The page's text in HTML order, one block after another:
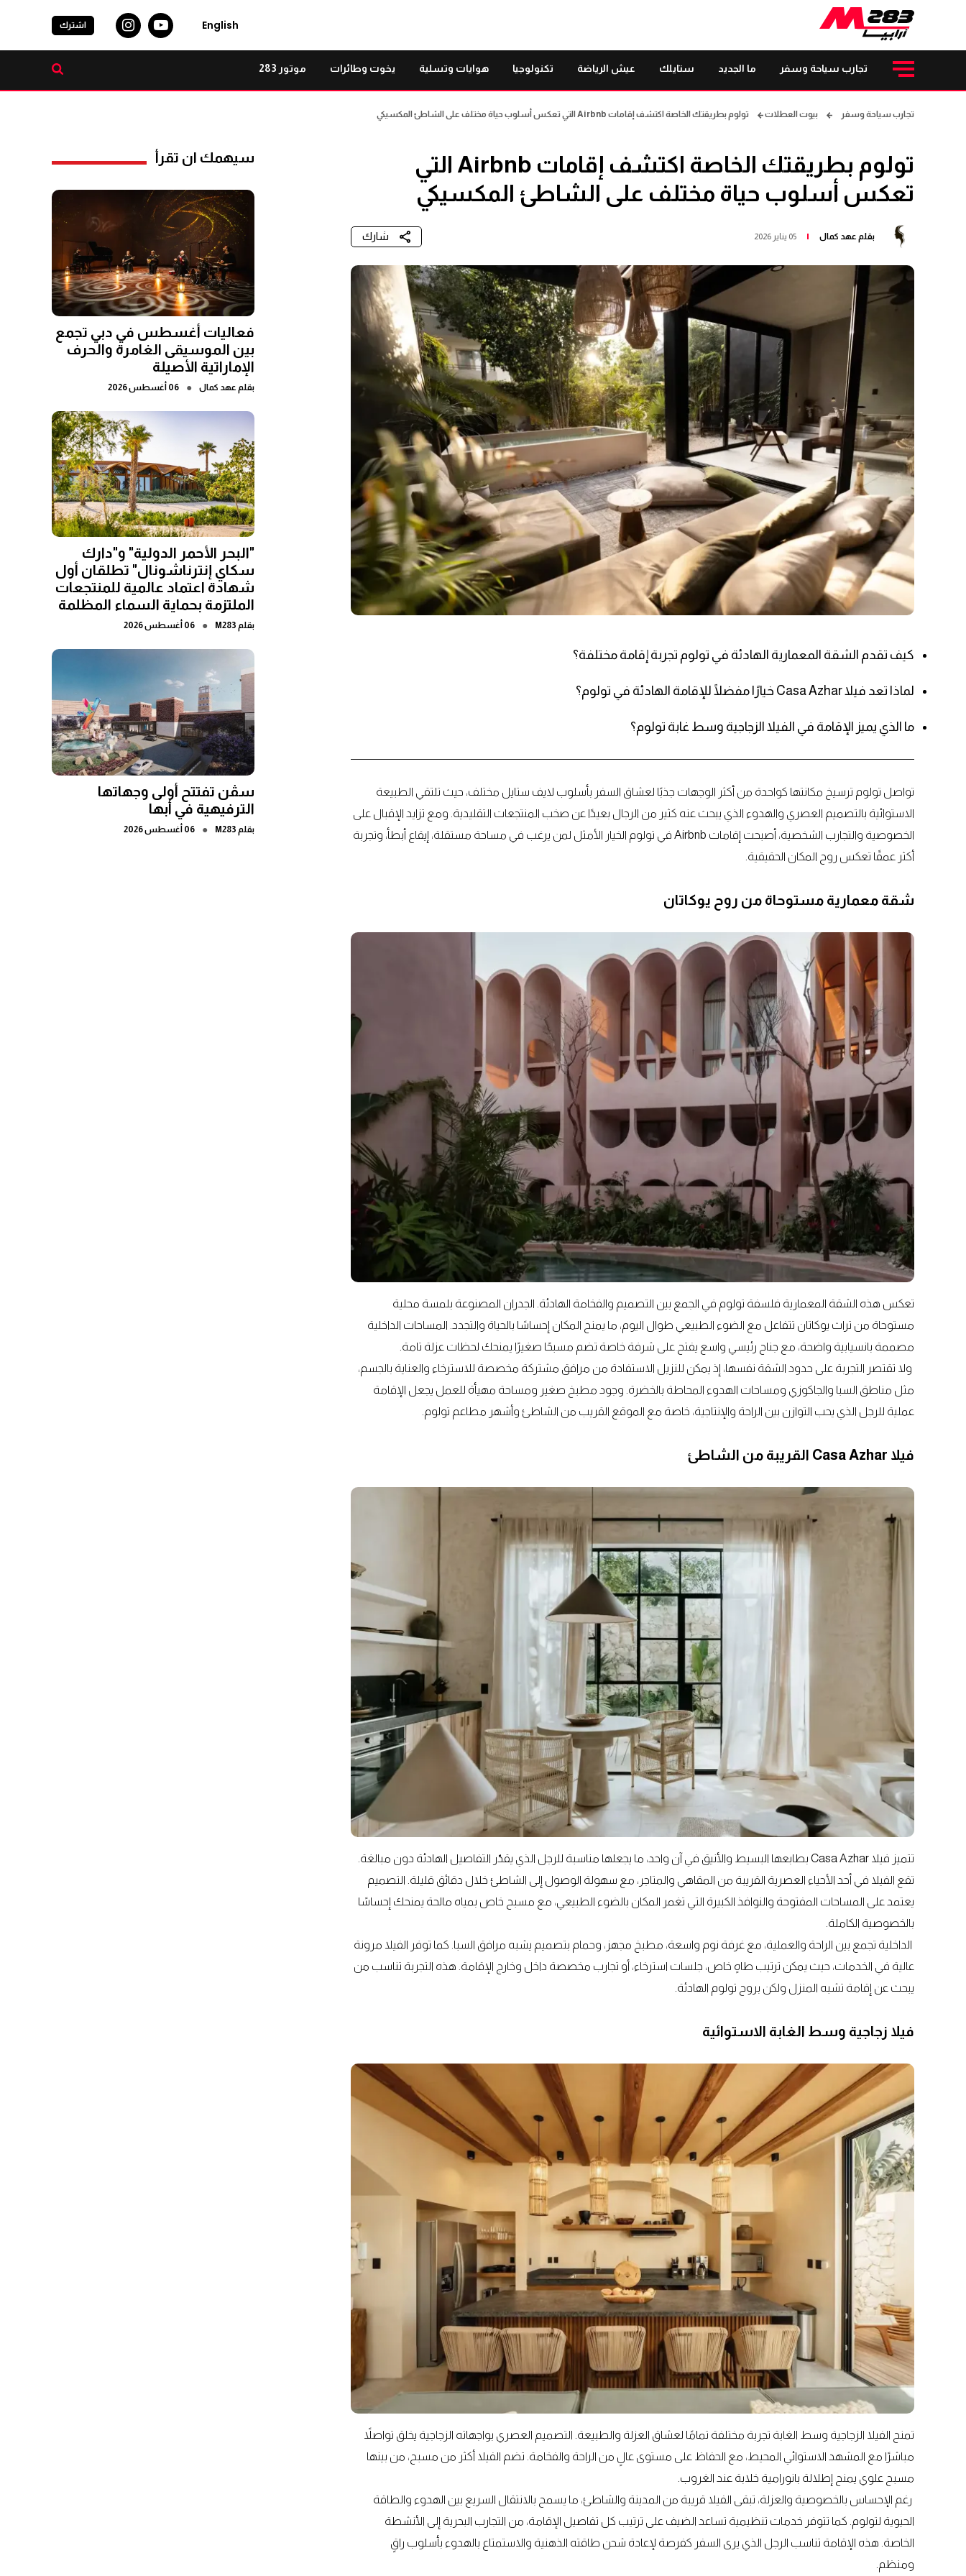
English اشترك
تجارب سياحة وسفر ما الجديد ستايلك عيش الرياضة تكنولوجيا هوايات وتسلية يخوت وطائرات موتور 283
تجارب سياحة وسفر بيوت العطلات تولوم بطريقتك الخاصة اكتشف إقامات Airbnb التي تعكس أسلوب حياة مختلف على الشاطئ المكسيكي
تولوم بطريقتك الخاصة اكتشف إقامات Airbnb التي
تعكس أسلوب حياة مختلف على الشاطئ المكسيكي
بقلم عهد كمال 05 يناير 2026 شارك
كيف تقدم الشقة المعمارية الهادئة في تولوم تجربة إقامة مختلفة؟
لماذا تعد فيلا Casa Azhar خيارًا مفضلًا للإقامة الهادئة في تولوم؟
ما الذي يميز الإقامة في الفيلا الزجاجية وسط غابة تولوم؟
تواصل تولوم ترسيخ مكانتها كواحدة من أكثر الوجهات جذبًا لعشاق السفر بأسلوب لايف ستايل مختلف، حيث تلتقي الطبيعة
الاستوائية بالتصميم العصري والهدوء الذي يبحث عنه كثير من الرجال بعيدًا عن صخب المنتجعات التقليدية. ومع تزايد الإقبال على
الخصوصية والتجارب الشخصية، أصبحت إقامات Airbnb في تولوم الخيار الأمثل لمن يرغب في مساحة مستقلة، إيقاع أبطأ، وتجربة
أكثر عمقًا تعكس روح المكان الحقيقية.
شقة معمارية مستوحاة من روح يوكاتان
تعكس هذه الشقة المعمارية فلسفة تولوم في الجمع بين التصميم والفخامة الهادئة. الجدران المصنوعة بلمسة محلية
مستوحاة من تراث يوكاتان تتفاعل مع الضوء الطبيعي طوال اليوم، ما يمنح المكان إحساسًا بالحياة والتجدد. المساحات الداخلية
مصممة بانسيابية واضحة، مع جناح رئيسي واسع يفتح على شرفة خاصة تضم مسبحًا صغيرًا يمنحك لحظات عزلة تامة.
ولا تقتصر التجربة على حدود الشقة نفسها، إذ يمكن للنزيل الاستفادة من مرافق مشتركة مخصصة للاسترخاء والعناية بالجسم،
مثل مناطق السبا والجاكوزي ومساحات الهدوء المحاطة بالخضرة. وجود مطبخ صغير ومساحة مهيأة للعمل يجعل الإقامة
عملية للرجل الذي يحب التوازن بين الراحة والإنتاجية، خاصة مع الموقع القريب من الشاطئ وأشهر مطاعم تولوم.
فيلا Casa Azhar القريبة من الشاطئ
تتميز فيلا Casa Azhar بطابعها البسيط والأنيق في آن واحد، ما يجعلها مناسبة للرجل الذي يقدّر التفاصيل الهادئة دون مبالغة.
تقع الفيلا في أحد الأحياء العصرية القريبة من المقاهي والمتاجر، مع سهولة الوصول إلى الشاطئ خلال دقائق قليلة. التصميم
يعتمد على المساحات المفتوحة والنوافذ الكبيرة التي تغمر المكان بالضوء الطبيعي، مع مسبح خاص بمياه مالحة يمنحك إحساسًا
بالخصوصية الكاملة.
الداخلية تجمع بين الراحة والعملية، مع غرفة نوم واسعة، مطبخ مجهز، وحمام بتصميم يشبه مرافق السبا. كما توفر الفيلا مرونة
عالية في الخدمات، حيث يمكن ترتيب طاهٍ خاص، جلسات استرخاء، أو تجارب مخصصة داخل وخارج الإقامة. هذه التجربة تناسب من
يبحث عن إقامة تشبه المنزل ولكن بروح تولوم الهادئة.
فيلا زجاجية وسط الغابة الاستوائية
تمنح الفيلا الزجاجية وسط الغابة تجربة مختلفة تمامًا لعشاق العزلة والطبيعة. التصميم العصري بواجهاته الزجاجية يخلق تواصلاً
مباشرًا مع المشهد الاستوائي المحيط، مع الحفاظ على مستوى عالٍ من الراحة والفخامة. تضم الفيلا أكثر من مسبح، من بينها
مسبح علوي يمنح إطلالة بانورامية خلابة عند الغروب.
رغم الإحساس بالخصوصية والعزلة، تبقى الفيلا قريبة من المدينة والشاطئ، ما يسمح بالانتقال السريع بين الهدوء والطاقة
الحيوية لتولوم. كما تتوفر خدمات تنظيمية تساعد الضيف على ترتيب كل تفاصيل الإقامة، من التجارب البحرية إلى الأنشطة
الخاصة. هذه الإقامة تناسب الرجل الذي يرى السفر كفرصة لإعادة شحن طاقته الذهنية والاستمتاع بالهدوء بأسلوب راقٍ
ومنظم.
سيهمك ان تقرأ
فعاليات أغسطس في دبي تجمع
بين الموسيقى الغامرة والحرف
الإماراتية الأصيلة
بقلم عهد كمال ● 06 أغسطس 2026
"البحر الأحمر الدولية" و"دارك
سكاي إنترناشونال" تطلقان أول
شهادة اعتماد عالمية للمنتجعات
الملتزمة بحماية السماء المظلمة
بقلم M283
● 06 أغسطس 2026
سڤن تفتتح أولى وجهاتها
الترفيهية في أبها
بقلم M283
● 06 أغسطس 2026